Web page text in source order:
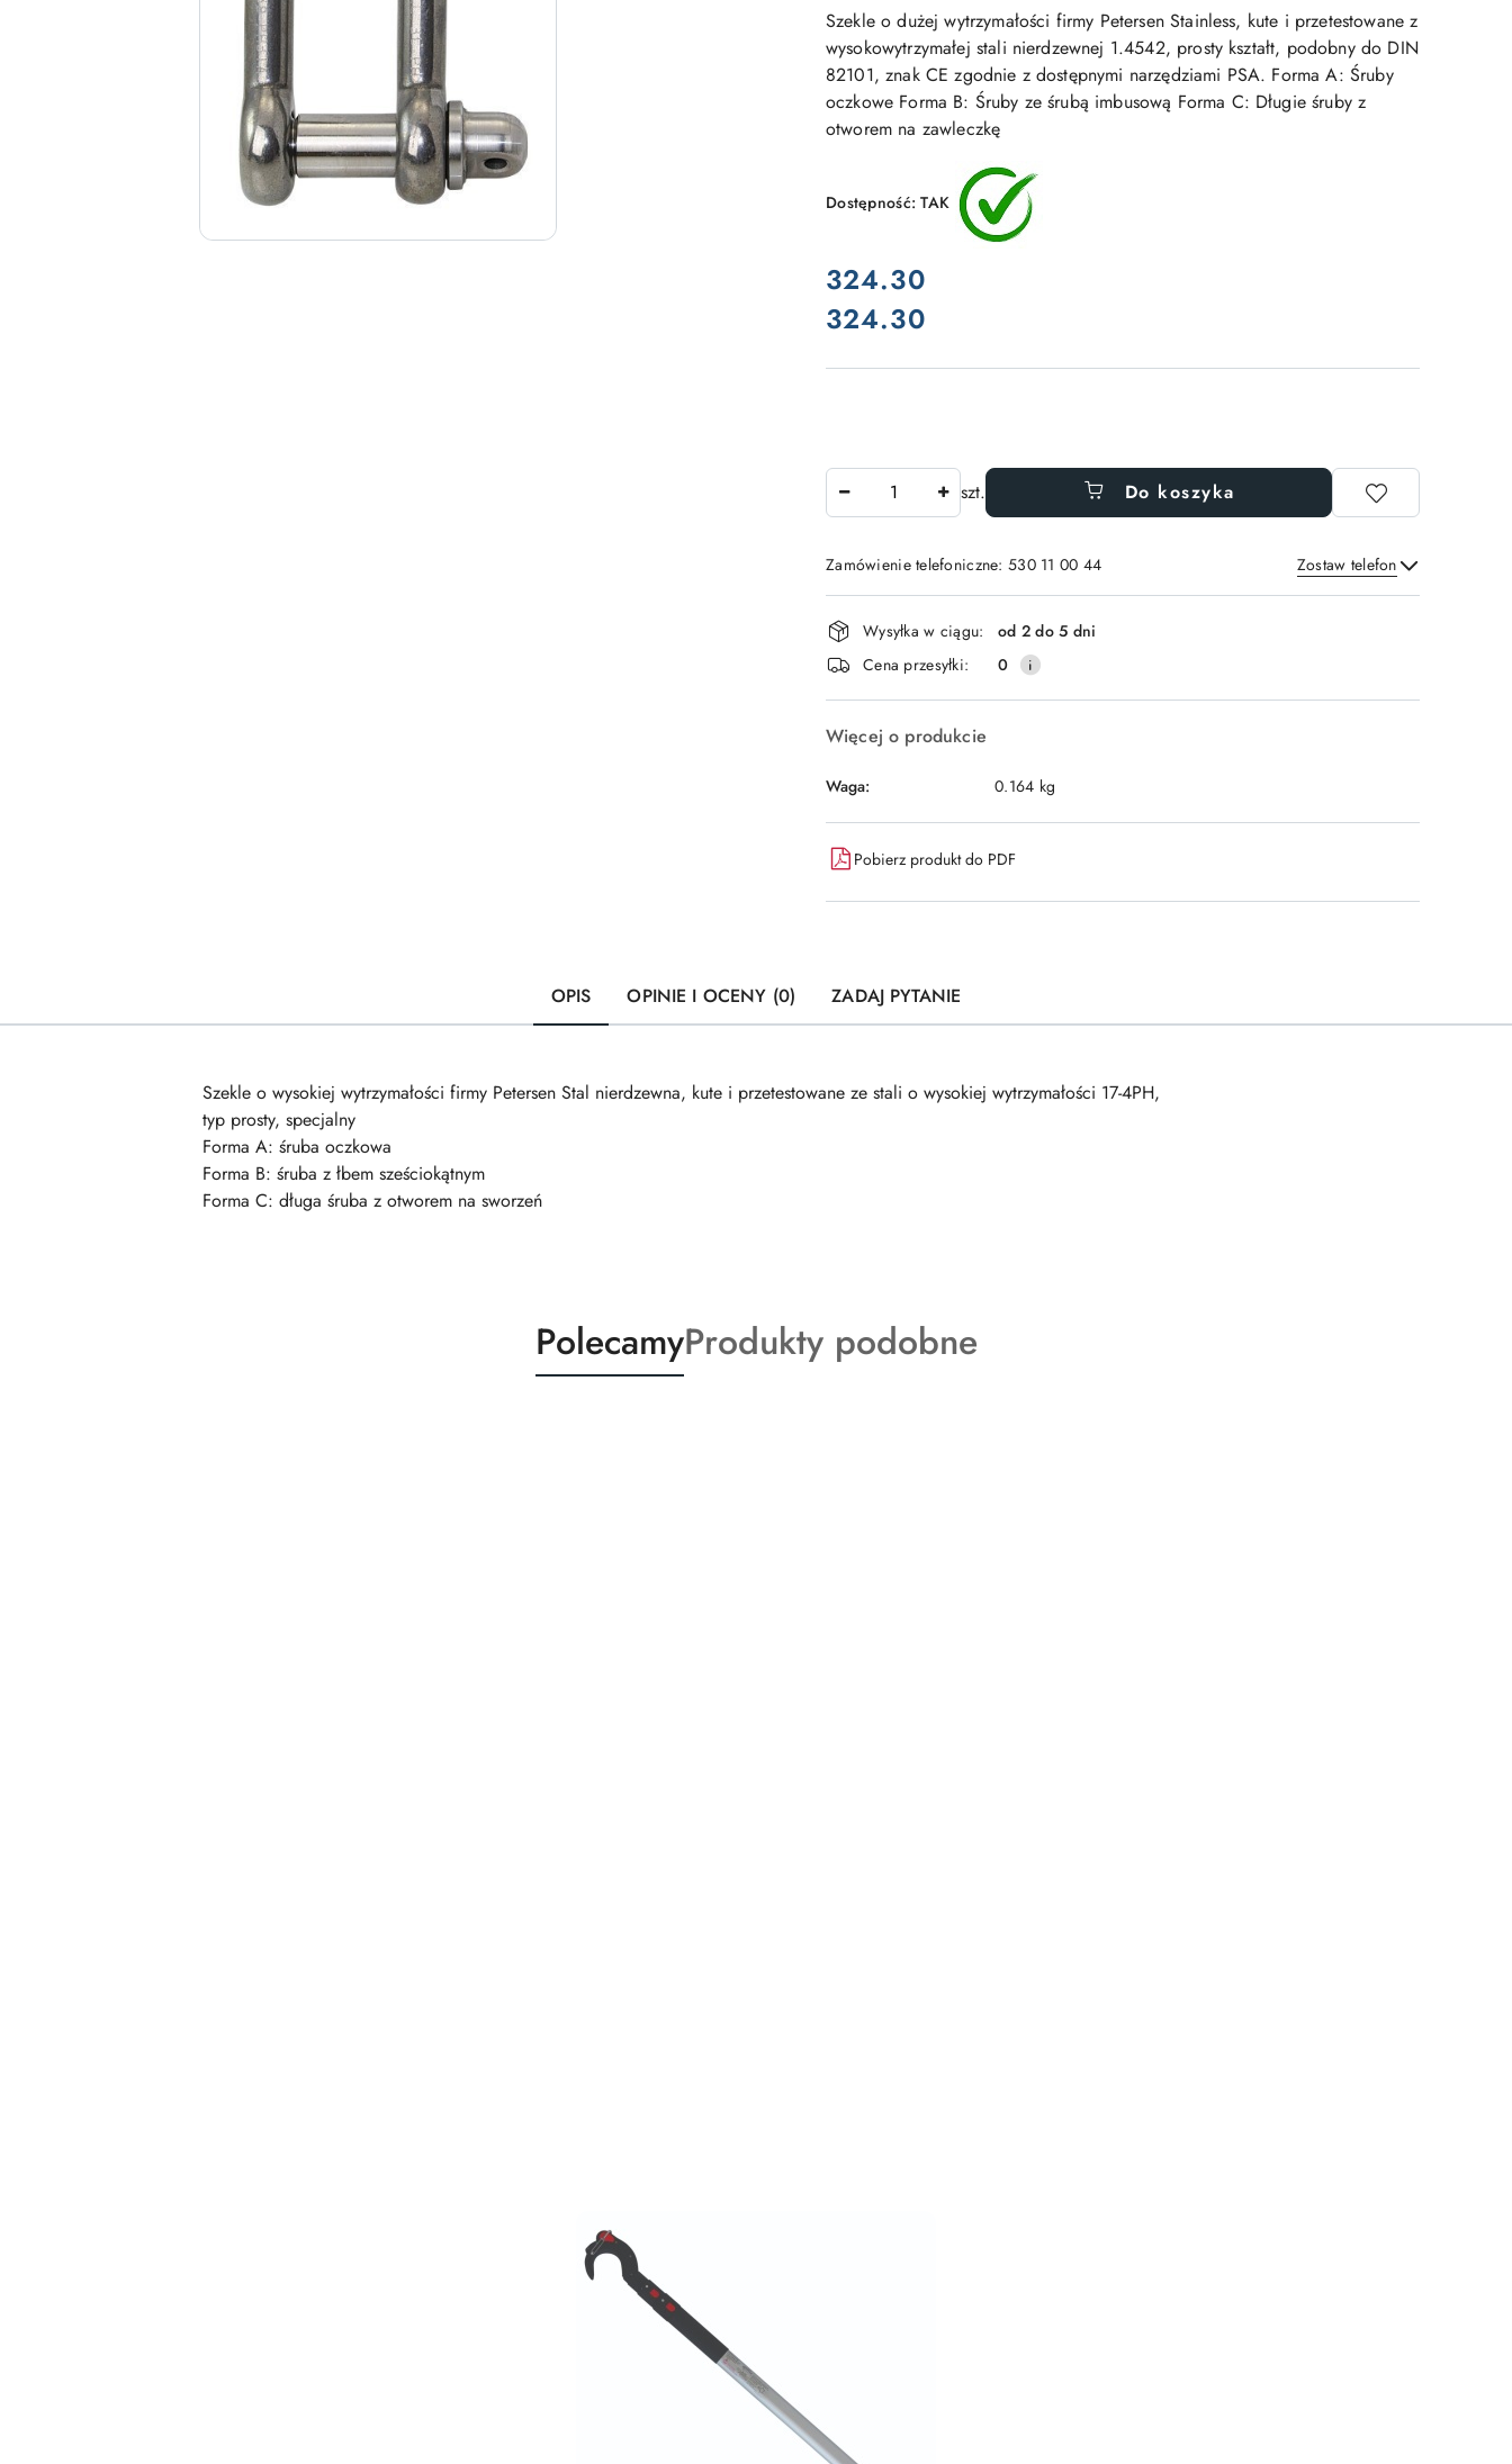
Szekle o dużej wytrzymałości firmy Petersen Stainless, kute i przetestowane z
wysokowytrzymałej stali nierdzewnej 1.4542, prosty kształt, podobny do DIN
82101, znak CE zgodnie z dostępnymi narzędziami PSA. Forma A: Śruby
oczkowe Forma B: Śruby ze śrubą imbusową Forma C: Długie śruby z
otworem na zawleczkę
Dostępność:TAK
cena:
324.30
Cena:
324.30
szt. Do koszyka
Zamówienie telefoniczne: 530 11 00 44 Zostaw telefon
Wyślij
Dostępność
i
dostawa
Wysyłka w ciągu:
od 2 do 5 dni
Cena przesyłki:
0
Więcej o produkcie
Waga: 0.164 kg
Pobierz produkt do PDF
OPIS OPINIE I OCENY (0) ZADAJ PYTANIE
Szekle o wysokiej wytrzymałości firmy Petersen Stal nierdzewna, kute i przetestowane ze stali o wysokiej wytrzymałości 17-4PH,
typ prosty, specjalny
Forma A: śruba oczkowa
Forma B: śruba z łbem sześciokątnym
Forma C: długa śruba z otworem na sworzeń
Produkty
o
PolecamyProdukty
o
Produkty podobne